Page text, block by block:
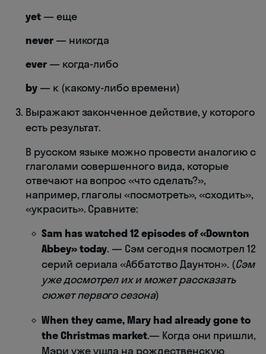
yet— еще
never— никогда
ever— когда-либо
by— к (какому-либо времени)
Выражают законченное действие, у которого
есть результат.
В русском языке можно провести аналогию с
глаголами совершенного вида, которые
отвечают на вопрос «что сделать?»,
например, глаголы «посмотреть», «сходить»,
«украсить». Сравните:
Sam has watched 12 episodes of «Downton
Abbey» today. — Сэм сегодня посмотрел 12
серий сериала «Аббатство Даунтон». (Сэм
уже досмотрел их и может рассказать
сюжет первого сезона)
When they came, Mary had already gone to
the Christmas market.— Когда они пришли,
Мэри уже ушла на рождественскую